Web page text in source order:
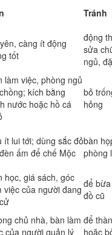
Tránh
càng ít động
tốt
động
sửa
ngủ,
làm việc, phòng ngủ
kích bằng
nước hoặc hồ cá
bỏ
hỏng
ít lui tới; dùng sắc đỏ
ấm để chế Mộc
bàn
phòng
học, giá sách, góc
việc của người đangđể
đồ cũ
chủ nhà, bàn làm
của người quản lý
để
hoặc